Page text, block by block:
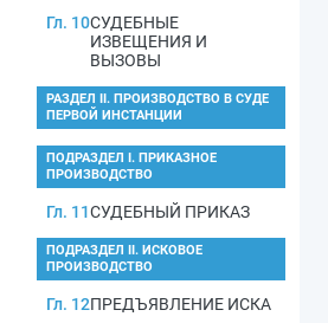
Гл. 10СУДЕБНЫЕ
ИЗВЕЩЕНИЯ И
ВЫЗОВЫ
РАЗДЕЛ II. ПРОИЗВОДСТВО В СУДЕ
ПЕРВОЙ ИНСТАНЦИИ
ПОДРАЗДЕЛ I. ПРИКАЗНОЕ
ПРОИЗВОДСТВО
Гл. 11СУДЕБНЫЙ ПРИКАЗ
ПОДРАЗДЕЛ II. ИСКОВОЕ
ПРОИЗВОДСТВО
Гл. 12ПРЕДЪЯВЛЕНИЕ ИСКА